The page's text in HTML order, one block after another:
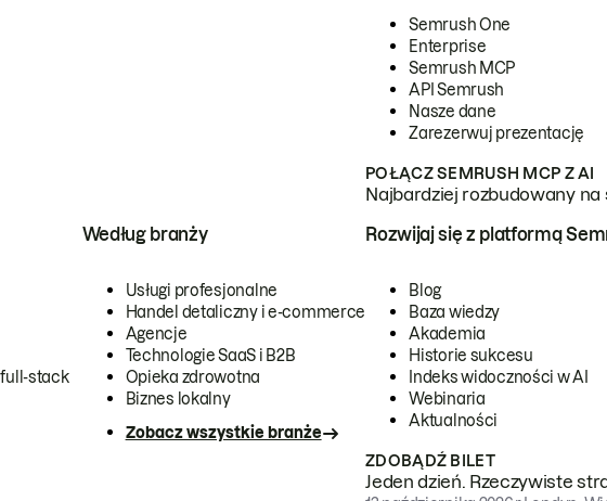
Semrush One
Enterprise
Semrush MCP
API Semrush
Nasze dane
Zarezerwuj prezentację
POŁĄCZ SEMRUSH MCP Z AI
Najbardziej rozbudowany
stack
Według branży
Usługi profesjonalne
Handel detaliczny i e-commerce
Agencje
Technologie SaaS i B2B
Opieka zdrowotna
Biznes lokalny
Zobacz wszystkie branże
Rozwijaj się z platformą
Blog
Baza wiedzy
Akademia
Historie sukcesu
Indeks widoczności w AI
Webinaria
Aktualności
ZDOBĄDŹ BILET
Jeden dzień. Rzeczywiste